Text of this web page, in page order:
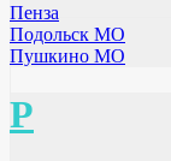
Пенза
Подольск МО
Пушкино МО
Р